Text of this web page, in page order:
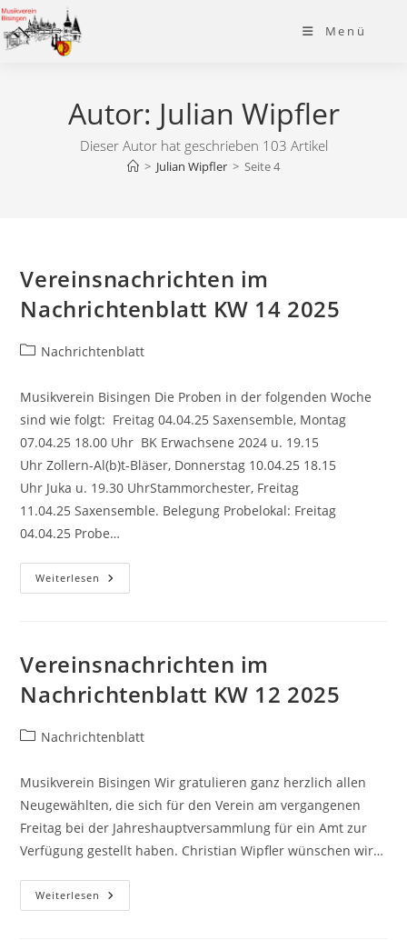
Zum
Inhalt
springen
Menü
Autor: Julian Wipfler
Dieser Autor hat geschrieben 103 Artikel
> Julian Wipfler > Seite 4
Vereinsnachrichten im
Nachrichtenblatt KW 14 2025
Beitrags-
Nachrichtenblatt
Musikverein Bisingen Die Proben in der folgenden Woche
sind wie folgt: Freitag 04.04.25 Saxensemble, Montag
07.04.25 18.00 Uhr BK Erwachsene 2024 u. 19.15
Uhr Zollern-Al(b)t-Bläser, Donnerstag 10.04.25 18.15
Uhr Juka u. 19.30 UhrStammorchester, Freitag
11.04.25 Saxensemble. Belegung Probelokal: Freitag
04.04.25 Probe…
Weiterlesen Vereinsnachrichten
Im
Vereinsnachrichten im
Nachrichtenblatt KW 12 2025
Beitrags-
Nachrichtenblatt
Musikverein Bisingen Wir gratulieren ganz herzlich allen
Neugewählten, die sich für den Verein am vergangenen
Freitag bei der Jahreshauptversammlung für ein Amt zur
Verfügung gestellt haben. Christian Wipfler wünschen wir…
Weiterlesen Vereinsnachrichten
Im